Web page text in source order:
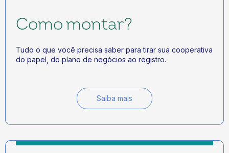
Como montar?
Tudo o que você precisa saber para tirar sua cooperativa
do papel, do plano de negócios ao registro.
Saiba mais